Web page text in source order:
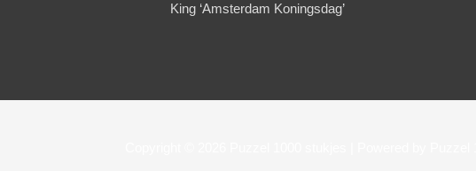
King ‘Amsterdam Koningsdag’